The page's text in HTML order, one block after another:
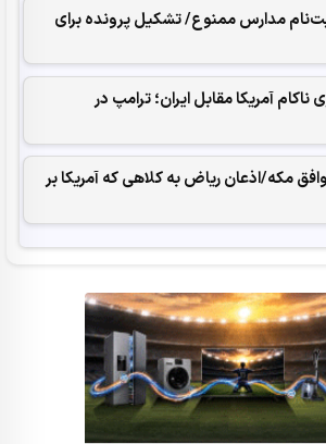
مدارس ممنوع/ تشکیل پرونده برای
ناکام آمریکا مقابل ایران؛ ترامپ در
مکه/اذعان ریاض به کلاهی که آمریکا بر